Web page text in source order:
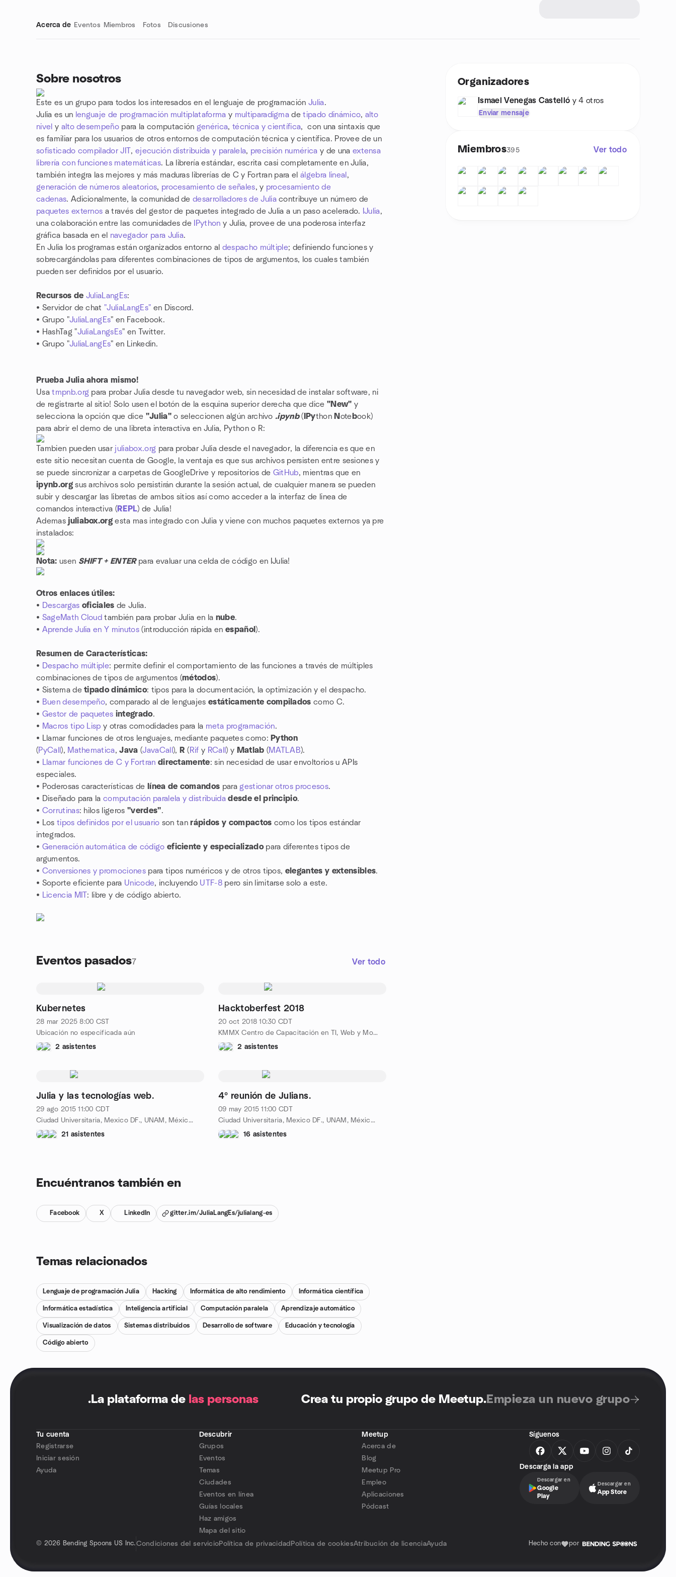
Acerca de Eventos Miembros Fotos Discusiones
Sobre nosotros
Este es un grupo para todos los interesados en el lenguaje de programaciónJulia.
Julia es un lenguaje de programación multiplataforma y multiparadigma detipado dinámico, alto
nivel y alto desempeño para la computación genérica, técnica y científica, con una sintaxis que
es familiar para los usuarios de otros entornos de computación técnica y científica. Provee de un
sofisticado compilador JIT, ejecución distribuida y paralela, precisión numérica y de una extensa
librería con funciones matemáticas. La librería estándar, escrita casi completamente en Julia,
también integra las mejores y más maduras librerías de C y Fortran para elálgebra lineal ,
generación de números aleatorios, procesamiento de señales, y procesamiento de
cadenas. Adicionalmente, la comunidad dedesarrolladores de Juliacontribuye un número de
paquetes externos a través del gestor de paquetes integrado de Julia a un paso acelerado. IJulia,
una colaboración entre las comunidades de
IPython y Julia, provee de una poderosa interfaz
gráfica basada en el navegador para Julia.
En Julia los programas están organizados entorno al despacho múltiple; definiendo funciones y
sobrecargándolas para diferentes combinaciones de tipos de argumentos, los cuales también
pueden ser definidos por el usuario.
Recursos de JuliaLangEs:
• Servidor de chat "JuliaLangEs" en Discord.
• Grupo "JuliaLangEs" en Facebook.
• HashTag "JuliaLangsEs" en Twitter.
• Grupo "JuliaLangEs" en Linkedin.
Prueba Julia ahora mismo!
Usatmpnb.org para probar Julia desde tu navegador web, sin necesidad de instalar software, ni
de registrarte al sitio! Solo usen el botón de la esquina superior derecha que dice "New" y
selecciona la opción que dice "Julia"o seleccionen algún archivo .ipynb( IPython N ote book)
para abrir el demo de una libreta interactiva en Julia, Python o R:
Tambien pueden usar juliabox.org para probar Julia desde el navegador, la diferencia es que en
este sitio necesitan cuenta de Google, la ventaja es que sus archivos persisten entre sesiones y
se puede sincronizar a carpetas de GoogleDrive y repositorios de GitHub, mientras que en
ipynb.orgsus archivos solo persistirán durante la sesión actual, de cualquier manera se pueden
subir y descargar las libretas de ambos sitios así como acceder a la interfaz de linea de
comandos interactiva ( REPL) de Julia!
Ademas juliabox.org esta mas integrado con Julia y viene con muchos paquetes externos ya pre
instalados:
Nota: usen SHIFT + ENTERpara evaluar una celda de código en IJulia!
Otros enlaces útiles:
• Descargas oficiales de Julia.
• SageMath Cloud también para probar Julia en la nube.
• Aprende Julia en Y minutos(introducción rápida en español ).
Resumen de Características:
• Despacho múltiple: permite definir el comportamiento de las funciones a través de múltiples
combinaciones de tipos de argumentos (métodos).
• Sistema detipado dinámico: tipos para la documentación, la optimización y el despacho.
• Buen desempeño, comparado al de lenguajesestáticamente compilados como C.
• Gestor de paquetes integrado.
• Macros tipo Lisp y otras comodidades para la meta programación.
• Llamar funciones de otros lenguajes, mediante paquetes como: Python
(PyCall ), Mathematica,Java (JavaCall ), R ( Rif y RCall ) y Matlab (MATLAB).
•
Llamar funciones de C y Fortran directamente: sin necesidad de usar envoltorios u APIs
especiales.
• Poderosas características de línea de comandos para gestionar otros procesos.
• Diseñado para lacomputación paralela y distribuida desde el principio.
• Corrutinas: hilos ligeros "verdes".
• Los tipos definidos por el usuario son tanrápidos y compactos como los tipos estándar
integrados.
• Generación automática de código eficiente y especializadopara diferentes tipos de
argumentos.
• Conversiones y promocionespara tipos numéricos y de otros tipos, elegantes y extensibles.
• Soporte eficiente para Unicode, incluyendo UTF-8 pero sin limitarse solo a este.
•
Licencia MIT: libre y de código abierto.
Eventos pasados7 Ver todo
Kubernetes
28 mar 2025 8:00 CST
Ubicación no especificada aún
2 asistentes
Hacktoberfest 2018
20 oct 2018 10:30 CDT
KMMX Centro de Capacitación en TI, Web y Mobile, Campeche 300, Piso 1, Condesa, 06100, México City, MX
2 asistentes
Julia y las tecnologías web.
29 ago 2015 11:00 CDT
Ciudad Universitaria, Mexico DF., UNAM, México City, MX
21 asistentes
4º reunión de Julians.
09 may 2015 11:00 CDT
Ciudad Universitaria, Mexico DF., UNAM, México City, MX
16 asistentes
Enlaces de grupo
Encuéntranos también en
Facebook X LinkedIn gitter.im/JuliaLangEs/julialang-es
Temas relacionados
Lenguaje de programación Julia Hacking Informática de alto rendimiento Informática científica
Informática estadística Inteligencia artificial Computación paralela Aprendizaje automático
Visualización de datos Sistemas distribuidos Desarrollo de software Educación y tecnología
Código abierto
Organizadores
Ismael Venegas Castelló y 4 otros
Enviar mensaje
Miembros395 Ver todo
. La plataforma de las personas Crea tu propio grupo de Meetup. Empieza un nuevo grupo
Tu cuenta
Registrarse
Iniciar sesión
Ayuda
Descubrir
Grupos
Eventos
Temas
Ciudades
Eventos en línea
Guías locales
Haz amigos
Mapa del sitio
Meetup
Acerca de
Blog
Meetup Pro
Empleo
Aplicaciones
Pódcast
Síguenos
Descarga la app
Descargar en
Google
Play
Descargar en
App Store
© 2026 Bending Spoons US Inc.Condiciones del servicioPolítica de privacidad Política de cookiesAtribución de licenciaAyuda Hecho con por